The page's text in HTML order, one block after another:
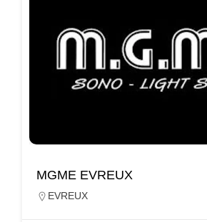
MGME EVREUX
EVREUX